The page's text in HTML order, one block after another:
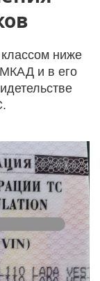
ниже
и в его